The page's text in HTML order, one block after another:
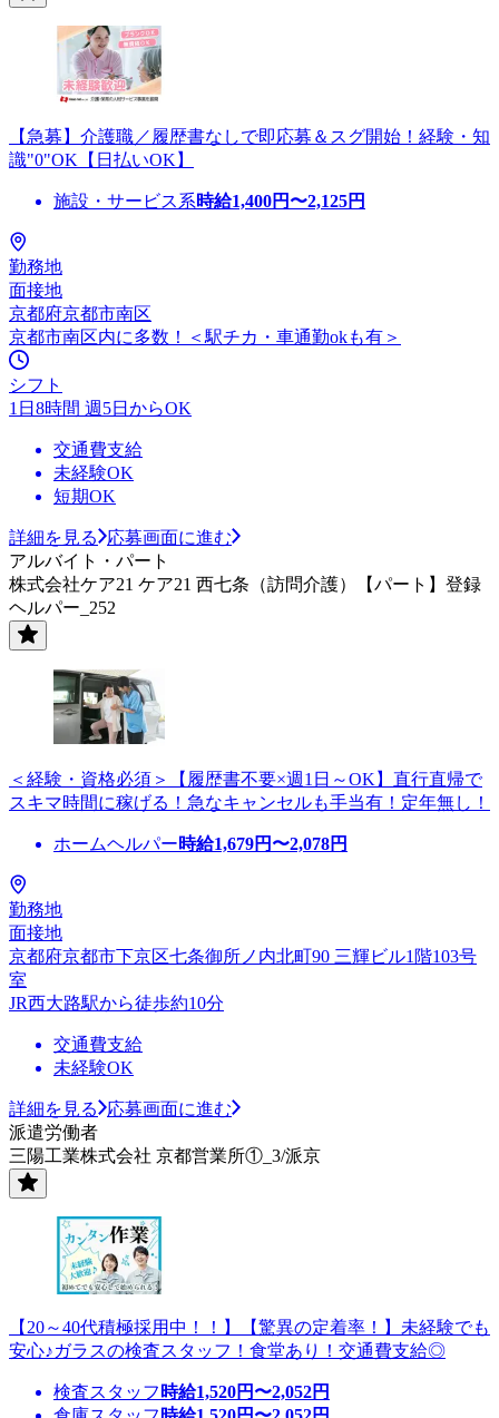
【急募】介護職／履歴書なしで即応募＆スグ開始！経験・知
識"0"OK【日払いOK】
施設・サービス系時給1,400円〜2,125円
勤務地
面接地
京都府京都市南区
京都市南区内に多数！＜駅チカ・車通勤okも有＞
シフト
1日8時間 週5日からOK
交通費支給
未経験OK
短期OK
詳細を見る
応募画面に進む
アルバイト・パート
株式会社ケア21 ケア21 西七条（訪問介護）【パート】登録
ヘルパー_252
＜経験・資格必須＞【履歴書不要×週1日～OK】直行直帰で
スキマ時間に稼げる！急なキャンセルも手当有！定年無し！
ホームヘルパー時給1,679円〜2,078円
勤務地
面接地
京都府京都市下京区七条御所ノ内北町90 三輝ビル1階103号
室
JR西大路駅から徒歩約10分
交通費支給
未経験OK
詳細を見る
応募画面に進む
派遣労働者
三陽工業株式会社 京都営業所①_3/派京
【20～40代積極採用中！！】【驚異の定着率！】未経験でも
安心♪ガラスの検査スタッフ！食堂あり！交通費支給◎
検査スタッフ 時給1,520円〜2,052円